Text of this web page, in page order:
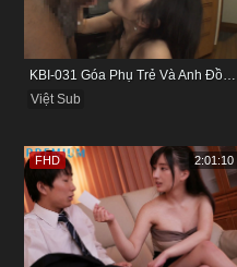
KBI-031 Góa Phụ Trẻ Và Anh Đồng Nghiệp Cũ
Việt Sub
FHD 2:01:10